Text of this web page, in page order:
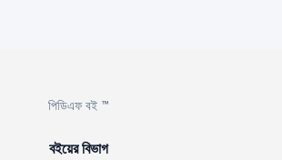
পিডিএফ বই ™
বইয়ের বিভাগ